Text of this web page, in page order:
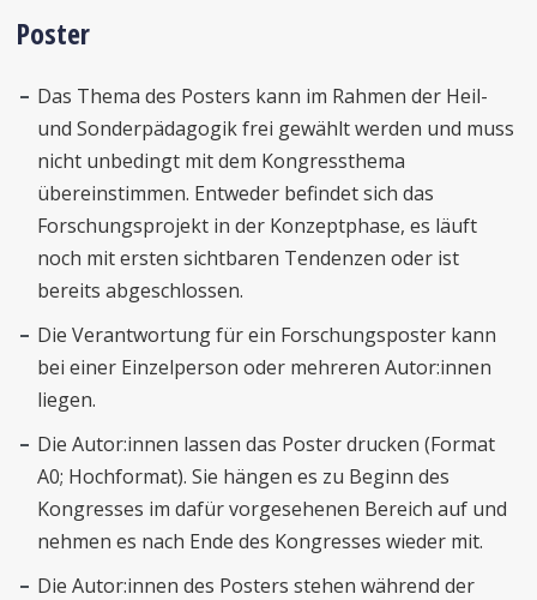
Poster
Das Thema des Posters kann im Rahmen der Heil-
und Sonderpädagogik frei gewählt werden und muss
nicht unbedingt mit dem Kongressthema
übereinstimmen. Entweder befindet sich das
Forschungsprojekt in der Konzeptphase, es läuft
noch mit ersten sichtbaren Tendenzen oder ist
bereits abgeschlossen.
Die Verantwortung für ein Forschungsposter kann
bei einer Einzelperson oder mehreren Autor:innen
liegen.
Die Autor:innen lassen das Poster drucken (Format
A0; Hochformat). Sie hängen es zu Beginn des
Kongresses im dafür vorgesehenen Bereich auf und
nehmen es nach Ende des Kongresses wieder mit.
Die Autor:innen des Posters stehen während der